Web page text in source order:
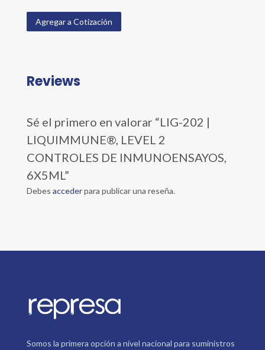
Agregar a Cotización
Reviews
Sé el primero en valorar “LIG-202 |
LIQUIMMUNE®, LEVEL 2
CONTROLES DE INMUNOENSAYOS,
6X5ML”
Debes accederpara publicar una reseña.
Somos la primera opción a nivel nacional para suministros